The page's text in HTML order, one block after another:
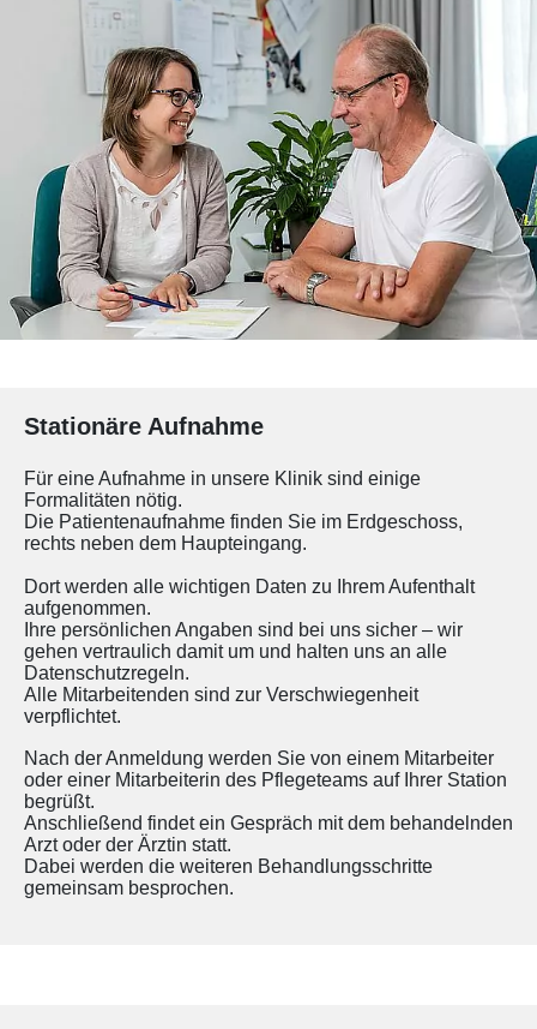
Stationäre Aufnahme
Für eine Aufnahme in unsere Klinik sind einige
Formalitäten nötig.
Die Patientenaufnahme finden Sie im Erdgeschoss,
rechts neben dem Haupteingang.
Dort werden alle wichtigen Daten zu Ihrem Aufenthalt
aufgenommen.
Ihre persönlichen Angaben sind bei uns sicher – wir
gehen vertraulich damit um und halten uns an alle
Datenschutzregeln.
Alle Mitarbeitenden sind zur Verschwiegenheit
verpflichtet.
Nach der Anmeldung werden Sie von einem Mitarbeiter
oder einer Mitarbeiterin des Pflegeteams auf Ihrer Station
begrüßt.
Anschließend findet ein Gespräch mit dem behandelnden
Arzt oder der Ärztin statt.
Dabei werden die weiteren Behandlungsschritte
gemeinsam besprochen.